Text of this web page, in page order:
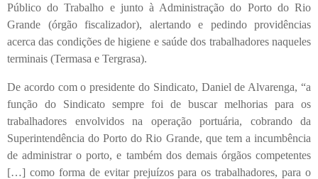
Público do Trabalho e junto à Administração do Porto do Rio
Grande (órgão fiscalizador), alertando e pedindo providências
acerca das condições de higiene e saúde dos trabalhadores naqueles
terminais (Termasa e Tergrasa).
De acordo com o presidente do Sindicato, Daniel de Alvarenga, “a
função do Sindicato sempre foi de buscar melhorias para os
trabalhadores envolvidos na operação portuária, cobrando da
Superintendência do Porto do Rio Grande, que tem a incumbência
de administrar o porto, e também dos demais órgãos competentes
[…] como forma de evitar prejuízos para os trabalhadores, para o